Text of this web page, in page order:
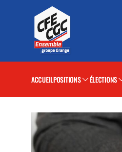
ACCUEILPOSITIONS ÉLECTIONS